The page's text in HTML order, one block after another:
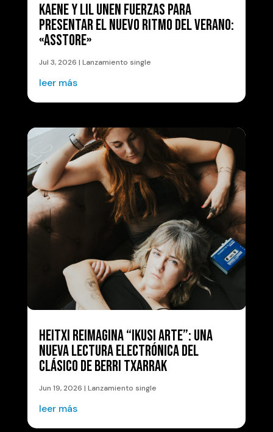
KAENE Y LIL UNEN FUERZAS PARA
PRESENTAR EL NUEVO RITMO DEL VERANO:
«ASSTORE»
Jul 3, 2026 | Lanzamiento single
leer más
HEITXI REIMAGINA “IKUSI ARTE”: UNA
NUEVA LECTURA ELECTRÓNICA DEL
CLÁSICO DE BERRI TXARRAK
Jun 19, 2026 | Lanzamiento single
leer más